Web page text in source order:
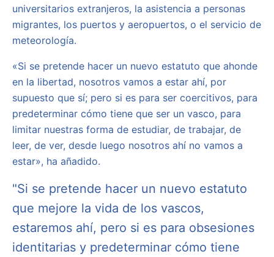
universitarios extranjeros, la asistencia a personas
migrantes, los puertos y aeropuertos, o el servicio de
meteorología.
«Si se pretende hacer un nuevo estatuto que ahonde
en la libertad, nosotros vamos a estar ahí, por
supuesto que sí; pero si es para ser coercitivos, para
predeterminar cómo tiene que ser un vasco, para
limitar nuestras forma de estudiar, de trabajar, de
leer, de ver, desde luego nosotros ahí no vamos a
estar», ha añadido.
"Si se pretende hacer un nuevo estatuto
que mejore la vida de los vascos,
estaremos ahí, pero si es para obsesiones
identitarias y predeterminar cómo tiene